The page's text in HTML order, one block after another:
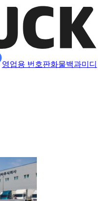
영업용 번호판화물백과미디